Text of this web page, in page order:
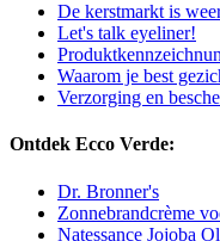
De kerstmarkt is
Let's talk eyeliner!
Waarom je best
Verzorging en
Ontdek Ecco Verde:
Dr. Bronner's
Zonnebrandcrème
Natessance Jojoba